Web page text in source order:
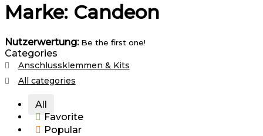
Marke: Candeon
Nutzerwertung: Be the first one!
Categories
Anschlussklemmen & Kits
All categories
All
Favorite
Popular